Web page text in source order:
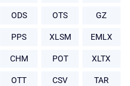
ODS OTS GZ
PPS XLSM EMLX
CHM POT XLTX
OTT CSV TAR